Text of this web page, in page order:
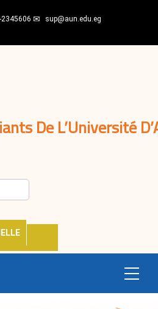
2345606 sup@aun.edu.eg
De L’Université